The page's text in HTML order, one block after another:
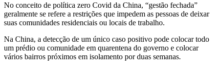
No conceito de política zero Covid da China, “gestão fechada”
geralmente se refere a restrições que impedem as pessoas de deixar
suas comunidades residenciais ou locais de trabalho.
Na China, a detecção de um único caso positivo pode colocar todo
um prédio ou comunidade em quarentena do governo e colocar
vários bairros próximos em isolamento por duas semanas.